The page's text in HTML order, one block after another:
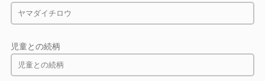
児童との続柄